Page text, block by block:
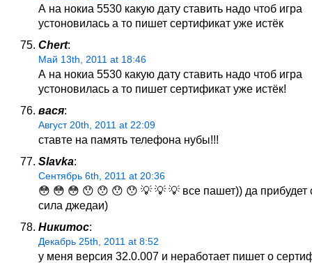
А на нокиа 5530 какую дату ставить надо чтоб игра
устоновилась а то пишет сертификат уже истёк
Chert:
Май 13th, 2011 at 18:46
А на нокиа 5530 какую дату ставить надо чтоб игра
устоновилась а то пишет сертификат уже истёк!
вася:
Август 20th, 2011 at 22:09
ставте на память телефона нубы!!!
Slavka:
Сентябрь 6th, 2011 at 20:36
😳 😳 😳 😯 😯 😯 😯 💡 💡 💡 все пашет)) да прибудет
сила джедаи)
Никитос:
Декабрь 25th, 2011 at 8:52
у меня версия 32.0.007 и неработает пишет о